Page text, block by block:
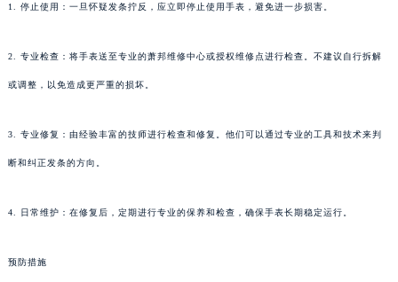
1. 停止使用：一旦怀疑发条拧反，应立即停止使用手表，避免进一步损害。
2. 专业检查：将手表送至专业的萧邦维修中心或授权维修点进行检查。不建议自行拆解
或调整，以免造成更严重的损坏。
3. 专业修复：由经验丰富的技师进行检查和修复。他们可以通过专业的工具和技术来判
断和纠正发条的方向。
4. 日常维护：在修复后，定期进行专业的保养和检查，确保手表长期稳定运行。
预防措施